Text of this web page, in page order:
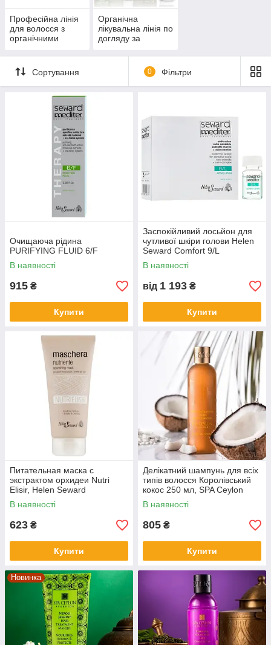
Професійна лінія
для волосся з
органічними
Органічна
лікувальна лінія по
догляду за
шкірою голови
Сортування
0 Фільтри
Очищаюча рідина
PURIFYING FLUID 6/F
В наявності
915 ₴
Купити
Заспокійливий лосьйон для
чутливої шкіри голови Helen
Seward Comfort 9/L
В наявності
від 1 193 ₴
Купити
Питательная маска с
экстрактом орхидеи Nutri
Elisir, Helen Seward
В наявності
623 ₴
Купити
Делікатний шампунь для всіх
типів волосся Королівський
кокос 250 мл, SPA Ceylon
В наявності
805 ₴
Купити
Новинка